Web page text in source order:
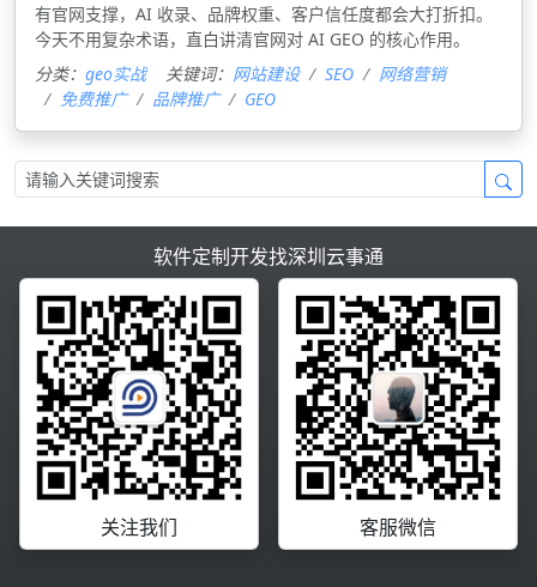
有官网支撑，AI 收录、品牌权重、客户信任度都会大打折扣。
今天不用复杂术语，直白讲清官网对 AI GEO 的核心作用。
分类： geo实战 关键词： 网站建设 SEO
网络营销
免费推广
品牌推广 GEO
软件定制开发找深圳云事通
关注我们 客服微信